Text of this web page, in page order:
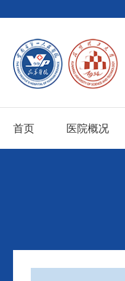
首页 医院概况